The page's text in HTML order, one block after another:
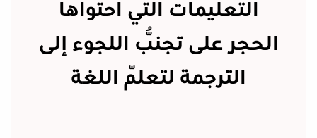
التعليمات التي احتواها
الحجر على تجنُّب اللجوء إلى
الترجمة لتعلّم اللغة